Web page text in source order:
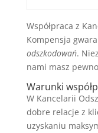
Współpraca z
Kompensja
odszkodowań.
nami masz
Warunki
W Kancelarii
dobre relacje z
uzyskaniu